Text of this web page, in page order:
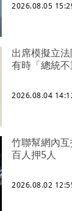
2026.08.05
出席模擬立
有時「總統
2026.08.04
竹聯幫網內
百人押5人
2026.08.02